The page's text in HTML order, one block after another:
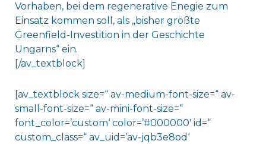
Vorhaben, bei dem regenerative Enegie zum
Einsatz kommen soll, als „bisher größte
Greenfield-Investition in der Geschichte
Ungarns“ ein.
[/av_textblock]
[av_textblock size=“ av-medium-font-size=“ av-
small-font-size=“ av-mini-font-size=“
font_color=’custom‘ color=’#000000′ id=“
custom_class=“ av_uid=’av-jqb3e8od‘